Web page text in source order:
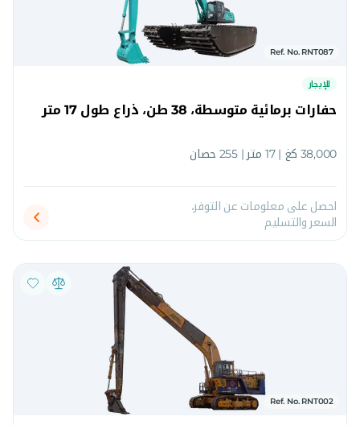
Ref. No. RNT087
للإيجار
حفارات برمائية متوسطة، 38 طن، ذراع طول 17 متر
38,000 كغ | 17 متر | 255 حصان
احصل على معلومات عن التوفر،
السعر والتسليم
Ref. No. RNT002